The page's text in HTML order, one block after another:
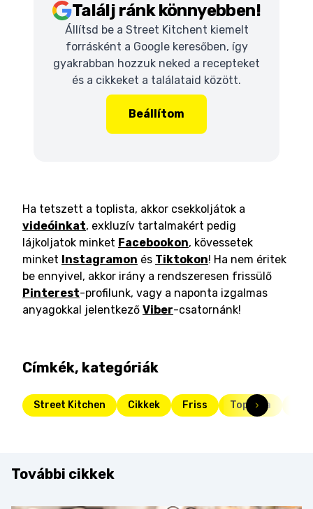
Találj ránk könnyebben!
Állítsd be a Street Kitchent kiemelt
forrásként a Google keresőben, így
gyakrabban hozzuk neked a recepteket
és a cikkeket a találataid között.
Beállítom
Ha tetszett a toplista, akkor csekkoljátok a
videóinkat, exkluzív tartalmakért pedig
lájkoljatok minket Facebookon, kövessetek
minket Instagramon és Tiktokon! Ha nem éritek
be ennyivel, akkor irány a rendszeresen frissülő
Pinterest-profilunk, vagy a naponta izgalmas
anyagokkal jelentkező Viber-csatornánk!
Címkék, kategóriák
Street Kitchen Cikkek Friss Toplista
További cikkek